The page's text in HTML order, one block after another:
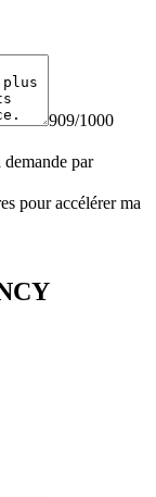
909/1000
demande par
pour accélérer ma